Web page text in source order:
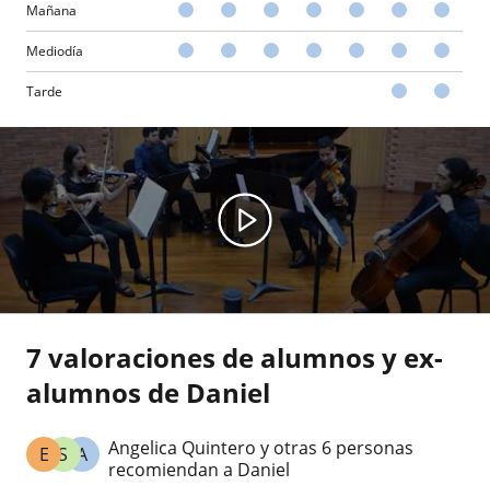
Mañana
Mediodía
Tarde
7 valoraciones de alumnos y ex-
alumnos de Daniel
A
S
E
Angelica Quintero y otras 6 personas
recomiendan a Daniel